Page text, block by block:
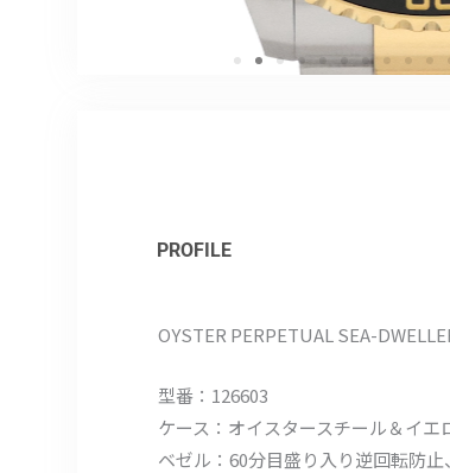
PROFILE
OYSTER PERPETUAL SEA-
型番：126603
ケース：オイスタースチール＆イエ
ベゼル：60分目盛り入り逆回転防